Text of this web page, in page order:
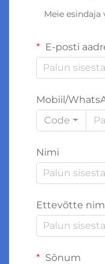
Meie
E-posti
Mobiil/
Code
Nimi
Ettevõtte
Sõnum